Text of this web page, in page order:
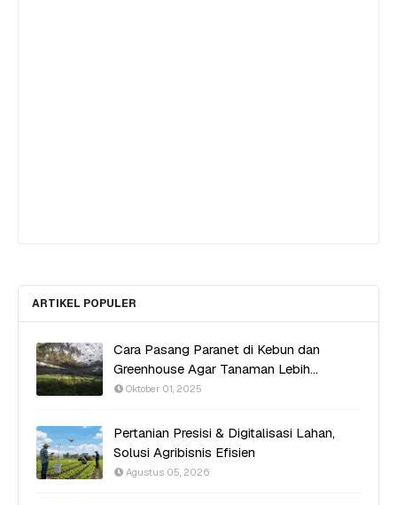
ARTIKEL POPULER
Cara Pasang Paranet di Kebun dan
Greenhouse Agar Tanaman Lebih
Produktif
Oktober 01, 2025
Pertanian Presisi & Digitalisasi Lahan,
Solusi Agribisnis Efisien
Agustus 05, 2026